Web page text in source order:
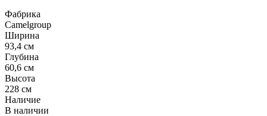
Фабрика
Camelgroup
Ширина
93,4 см
Глубина
60,6 см
Высота
228 см
Наличие
В наличии